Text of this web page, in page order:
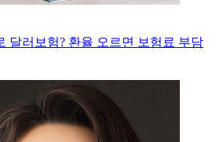
달러보험? 환율 오르면 보험료 부담